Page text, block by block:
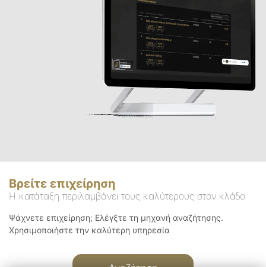
Βρείτε επιχείρηση
Η κατάταξη περιλαμβάνει τους καλύτερους στον κλάδο
Ψάχνετε επιχείρηση; Ελέγξτε τη μηχανή αναζήτησης.
Χρησιμοποιήστε την καλύτερη υπηρεσία